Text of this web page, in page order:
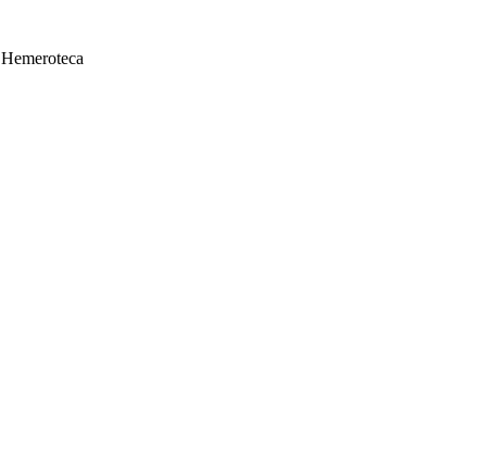
Hemeroteca